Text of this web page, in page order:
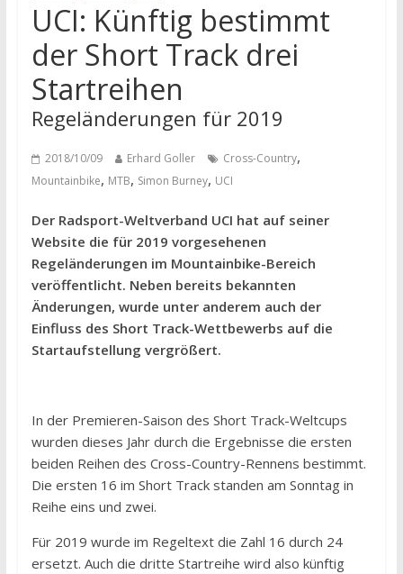
UCI: Künftig bestimmt
der Short Track drei
Startreihen
Regeländerungen für 2019
2018/10/09 Erhard Goller Cross-Country,
Mountainbike, MTB, Simon Burney, UCI
Der Radsport-Weltverband UCI hat auf seiner
Website die für 2019 vorgesehenen
Regeländerungen im Mountainbike-Bereich
veröffentlicht. Neben bereits bekannten
Änderungen, wurde unter anderem auch der
Einfluss des Short Track-Wettbewerbs auf die
Startaufstellung vergrößert.
In der Premieren-Saison des Short Track-Weltcups
wurden dieses Jahr durch die Ergebnisse die ersten
beiden Reihen des Cross-Country-Rennens bestimmt.
Die ersten 16 im Short Track standen am Sonntag in
Reihe eins und zwei.
Für 2019 wurde im Regeltext die Zahl 16 durch 24
ersetzt. Auch die dritte Startreihe wird also künftig